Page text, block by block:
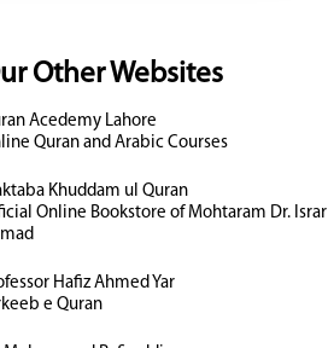
Other Websites
Acedemy Lahore
Quran and Arabic Courses
Khuddam ul Quran
Online Bookstore of Mohtaram Dr. Israr
Hafiz Ahmed Yar
e Quran